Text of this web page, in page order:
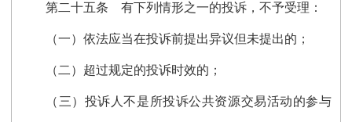
第二十五条 有下列情形之一的投诉，不予受理：
（一）依法应当在投诉前提出异议但未提出的；
（二）超过规定的投诉时效的；
（三）投诉人不是所投诉公共资源交易活动的参与